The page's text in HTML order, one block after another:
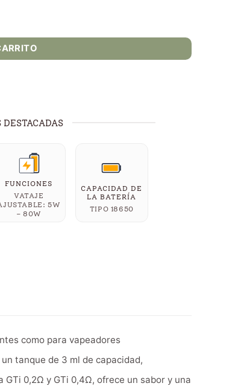
FUNCIONES
VATAJE
5W
– 80W
CAPACIDAD DE
LA BATERÍA
TIPO 18650
como para vapeadores
tanque de 3 ml de capacidad,
0,2Ω y GTi 0,4Ω, ofrece un sabor y una